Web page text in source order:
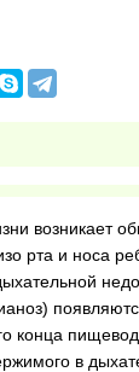
возникает
рта и носа
конца
в